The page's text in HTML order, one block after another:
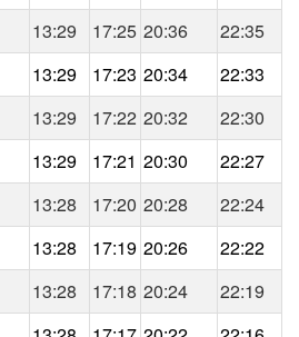
13:29 17:25 20:36
22:35
13:29 17:23 20:34
22:33
13:29 17:22 20:32
22:30
13:29 17:21 20:30
22:27
13:28 17:20 20:28
22:24
13:28 17:19 20:26
22:22
13:28 17:18 20:24
22:19